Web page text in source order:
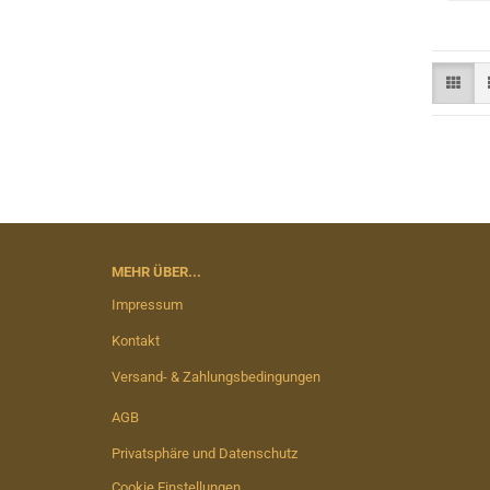
MEHR ÜBER...
Impressum
Kontakt
Versand- & Zahlungsbedingungen
AGB
Privatsphäre und Datenschutz